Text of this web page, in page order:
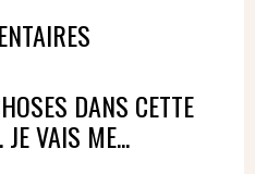
DANS CETTE
JE VAIS ME...